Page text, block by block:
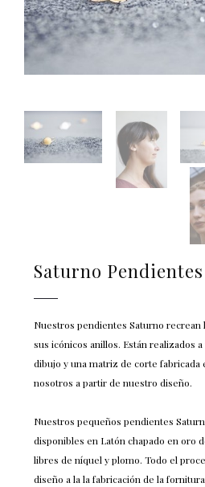
Saturno Pendientes
Nuestros pendientes Saturno recrean
sus icónicos anillos. Están realizados
dibujo y una matriz de corte fabricada
nosotros a partir de nuestro diseño.
Nuestros pequeños pendientes
disponibles en Latón chapado en oro
libres de níquel y plomo. Todo el
diseño a la la fabricación de la